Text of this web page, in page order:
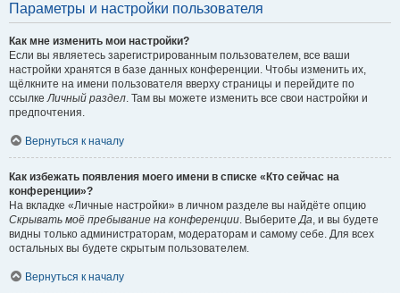
Параметры и настройки пользователя
Как мне изменить мои настройки?
Если вы являетесь зарегистрированным пользователем, все ваши
настройки хранятся в базе данных конференции. Чтобы изменить их,
щёлкните на имени пользователя вверху страницы и перейдите по
ссылкеЛичный раздел. Там вы можете изменить все свои настройки и
предпочтения.
Вернуться к началу
Как избежать появления моего имени в списке «Кто сейчас на
конференции»?
На вкладке «Личные настройки» в личном разделе вы найдёте опцию
Скрывать моё пребывание на конференции. ВыберитеДа, и вы будете
видны только администраторам, модераторам и самому себе. Для всех
остальных вы будете скрытым пользователем.
Вернуться к началу